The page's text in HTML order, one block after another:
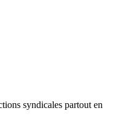
syndicales partout en